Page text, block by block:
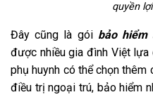
quyền
Đây cũng là gói bảo
được nhiều gia đình Việt lựa
phụ huynh có thể chọn thêm
điều trị ngoại trú, bảo hiểm